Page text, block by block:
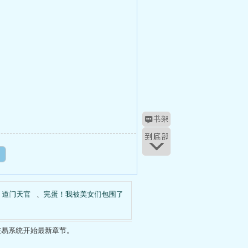
道门天官
完蛋！我被美女们包围了
系统开始最新章节。